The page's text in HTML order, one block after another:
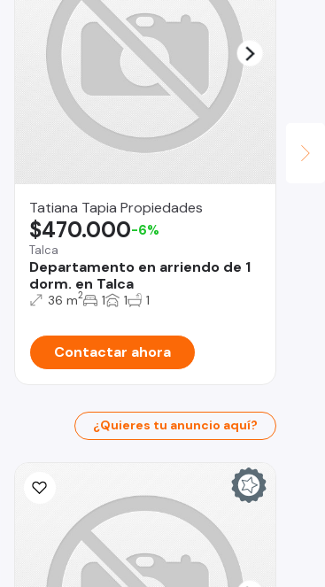
Tatiana Tapia Propiedades
Talca
Departamento en arriendo de 1
dorm. en Talca
$470.000-6%
36 m2 1 1 1
Contactar ahora
¿Quieres tu anuncio aquí?